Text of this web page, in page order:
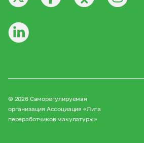
© 2026 Саморегулируемая
организация Ассоциация «Лига
переработчиков макулатуры»